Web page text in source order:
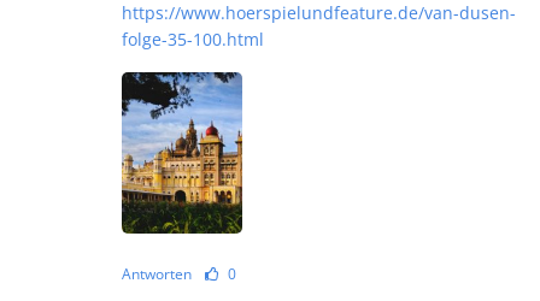
https://www.hoerspielundfeature.de/van-dusen-
folge-35-100.html
Antworten 0